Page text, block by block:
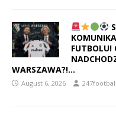
FUTBOLU!
WARSZAWA?!…
August 6, 2026